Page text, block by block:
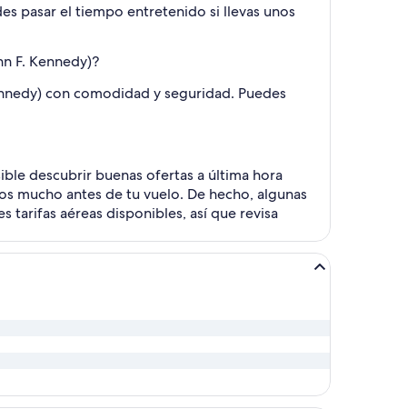
pasar el tiempo entretenido si llevas unos
F. Kennedy)?
con comodidad y seguridad. Puedes
descubrir buenas ofertas a última hora
mucho antes de tu vuelo. De hecho, algunas
tarifas aéreas disponibles, así que revisa